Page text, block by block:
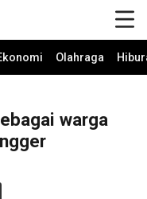
Olahraga
warga